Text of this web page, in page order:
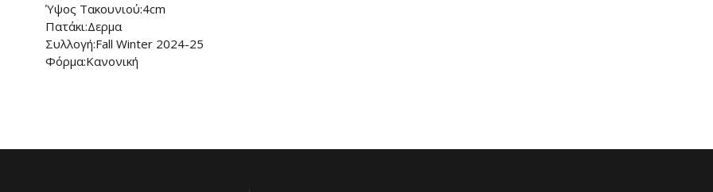
Ύψος Τακουνιού:4cm
Πατάκι:Δερμα
Συλλογή:Fall Winter 2024-25
Φόρμα:Κανονική